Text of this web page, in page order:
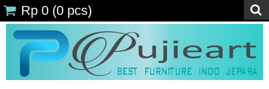
Rp 0 (0 pcs)